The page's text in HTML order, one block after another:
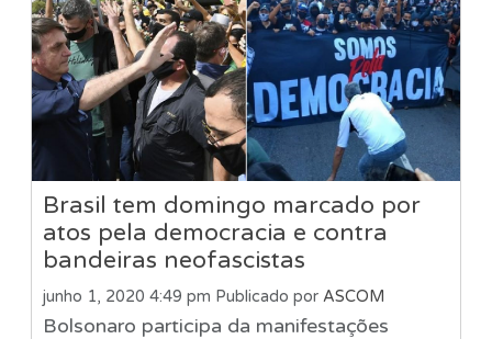
Brasil tem domingo marcado por
atos pela democracia e contra
bandeiras neofascistas
junho 1, 2020 4:49 pm Publicado por ASCOM
Bolsonaro participa da manifestações